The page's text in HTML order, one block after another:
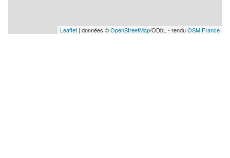
Leaflet | données ©OpenStreetMap/ODbL - renduOSM France